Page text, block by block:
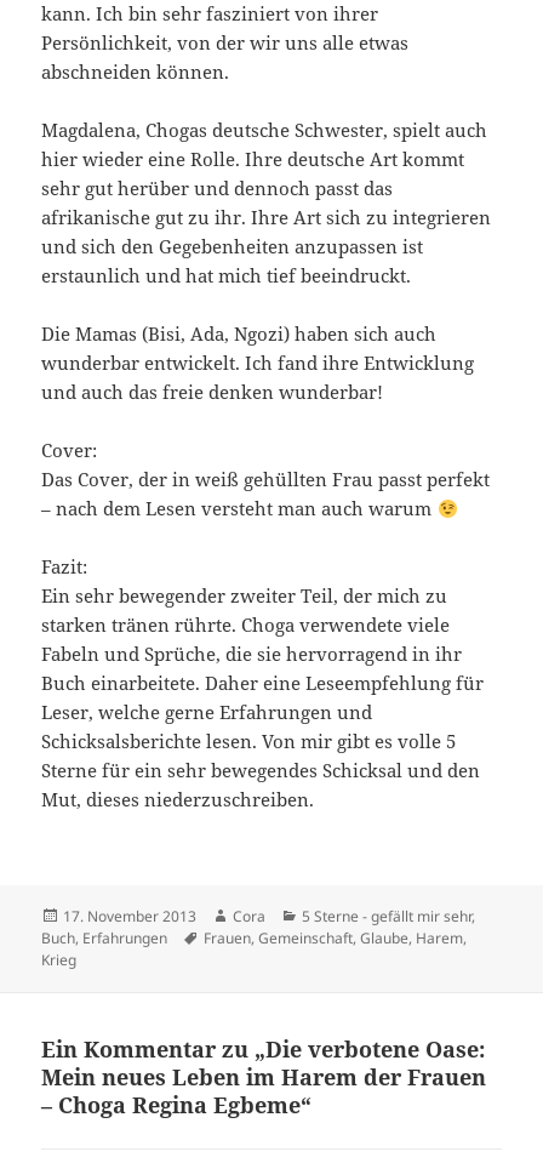
kann. Ich bin sehr fasziniert von ihrer
Persönlichkeit, von der wir uns alle etwas
abschneiden können.
Magdalena, Chogas deutsche Schwester, spielt auch
hier wieder eine Rolle. Ihre deutsche Art kommt
sehr gut herüber und dennoch passt das
afrikanische gut zu ihr. Ihre Art sich zu integrieren
und sich den Gegebenheiten anzupassen ist
erstaunlich und hat mich tief beeindruckt.
Die Mamas (Bisi, Ada, Ngozi) haben sich auch
wunderbar entwickelt. Ich fand ihre Entwicklung
und auch das freie denken wunderbar!
Cover:
Das Cover, der in weiß gehüllten Frau passt perfekt
– nach dem Lesen versteht man auch warum
Fazit:
Ein sehr bewegender zweiter Teil, der mich zu
starken tränen rührte. Choga verwendete viele
Fabeln und Sprüche, die sie hervorragend in ihr
Buch einarbeitete. Daher eine Leseempfehlung für
Leser, welche gerne Erfahrungen und
Schicksalsberichte lesen. Von mir gibt es volle 5
Sterne für ein sehr bewegendes Schicksal und den
Mut, dieses niederzuschreiben.
Veröffentlicht
am
17. November 2013 Autor
Cora Kategorien
5 Sterne - gefällt mir sehr,
Buch, Erfahrungen Schlagwörter
Frauen,Gemeinschaft,Glaube, Harem,
Krieg
Ein Kommentar zu „Die verbotene Oase:
Mein neues Leben im Harem der Frauen
– Choga Regina Egbeme“